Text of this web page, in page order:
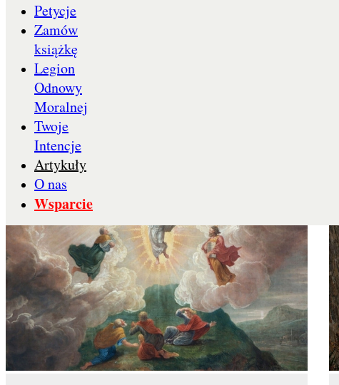
Petycje
Zamów
książkę
Legion
Odnowy
Moralnej
Twoje
Intencje
Artykuły
O nas
Wsparcie
Za zgodą papieża Dominik spędził prawie dziesięć
lat, głosząc kazania we Francji wraz z niewielką
grupą mężczyzn żyjących zgodnie z regułą św.
Augustyna.